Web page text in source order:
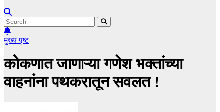
मुख्य पृष्ठ
कोकणात जाणाऱ्या गणेश भक्तांच्या
वाहनांना पथकरातून सवलत !